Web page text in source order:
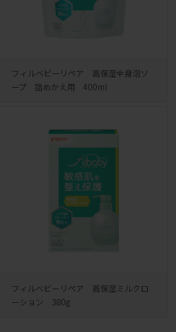
フィルベビーリペア 高保湿全身泡ソ
ープ 詰めかえ用 400ml
フィルベビーリペア 高保湿ミルクロ
ーション 380g